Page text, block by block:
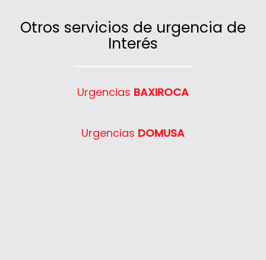
Otros servicios de urgencia de
Interés
Urgencias BAXIROCA
Urgencias DOMUSA